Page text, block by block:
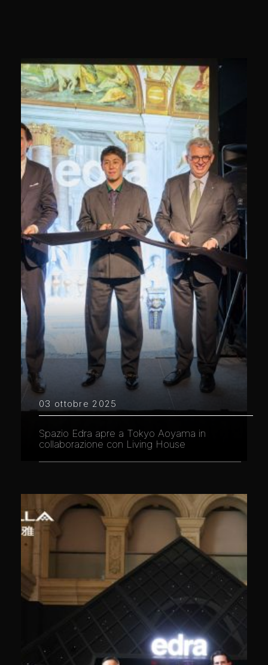
03 ottobre 2025
Spazio Edra apre a Tokyo Aoyama in
collaborazione con Living House